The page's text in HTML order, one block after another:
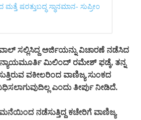
ಷರತ್ತುಬದ್ಧ ಸ್ಥಾನಮಾನ- ಸುಪ್ರೀಂ
ಸಲ್ಲಿಸಿದ್ದ ಅರ್ಜಿಯನ್ನು ವಿಚಾರಣೆ ನಡೆಸಿದ
ಮಿಲಿಂದ್ ರಮೇಶ್ ಫಡ್ಕೆ, ತನ್ನ
ವಕೀಲರಿಂದ ವಾಣಿಜ್ಯ ಸುಂಕದ
ಎಂದು ತೀರ್ಪು ನೀಡಿದೆ.
ನಡೆಸುತ್ತಿದ್ದ ಕಚೇರಿಗೆ ವಾಣಿಜ್ಯ